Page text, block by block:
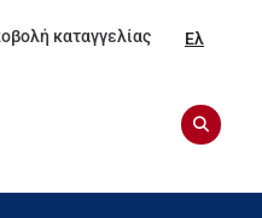
καταγγελίας Ελ